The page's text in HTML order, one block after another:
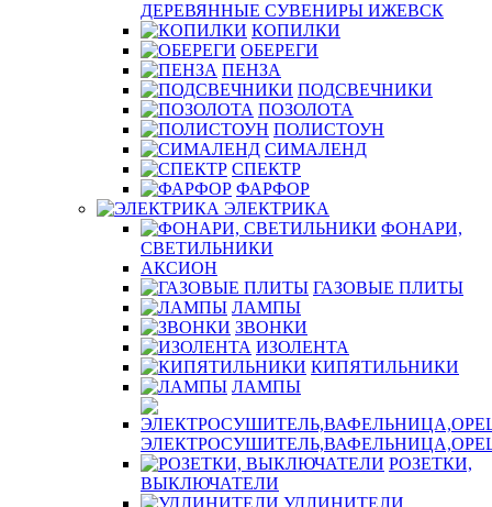
ДЕРЕВЯННЫЕ СУВЕНИРЫ ИЖЕВСК
КОПИЛКИ
ОБЕРЕГИ
ПЕНЗА
ПОДСВЕЧНИКИ
ПОЗОЛОТА
ПОЛИСТОУН
СИМАЛЕНД
СПЕКТР
ФАРФОР
ЭЛЕКТРИКА
ФОНАРИ,
СВЕТИЛЬНИКИ
АКСИОН
ГАЗОВЫЕ ПЛИТЫ
ЛАМПЫ
ЗВОНКИ
ИЗОЛЕНТА
КИПЯТИЛЬНИКИ
ЛАМПЫ
РОЗЕТКИ,
ВЫКЛЮЧАТЕЛИ
УДЛИНИТЕЛИ